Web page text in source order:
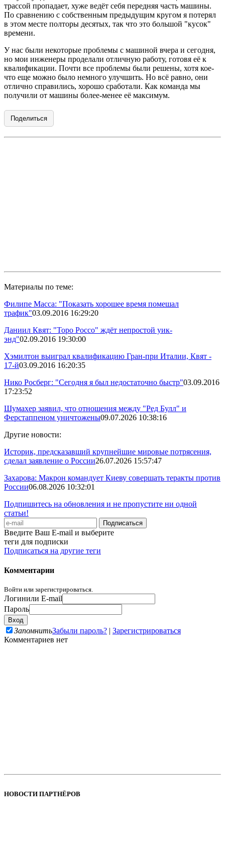
трассой пропадает, хуже ведёт себя передняя часть машины.
По сравнению с собственным предыдущим кругом я потерял
в этом месте полторы десятых, так что это большой "кусок"
времени.
У нас были некоторые проблемы с машиной вчера и сегодня,
но мои инженеры проделали отличную работу, готовя её к
квалификации. Почти все проблемы были решены, хотя кое-
что еще можно было немного улучшить. Но всё равно, они
отлично справились, хорошо сработали. Как команда мы
получили от машины более-менее её максимум.
Поделиться
Материалы по теме:
Филипе Масса: "Показать хорошее время помешал
трафик"03.09.2016 16:29:20
Даниил Квят: "Торо Россо" ждёт непростой уик-
энд"02.09.2016 19:30:00
Хэмилтон выиграл квалификацию Гран-при Италии, Квят -
17-й03.09.2016 16:20:35
Нико Росберг: "Сегодня я был недостаточно быстр"03.09.2016
17:23:52
Шумахер заявил, что отношения между "Ред Булл" и
Ферстаппеном уничтожены09.07.2026 10:38:16
Другие новости:
Историк, предсказавший крупнейшие мировые потрясения,
сделал заявление о России26.07.2026 15:57:47
Захарова: Макрон командует Киеву совершать теракты против
России06.08.2026 10:32:01
Подпишитесь на обновления и не пропустите ни одной
статьи!
Введите Ваш E-mail и выберите
теги для подписки
Подписаться на другие теги
Комментарии
Войти или зарегистрироваться.
Логинили E-mail
Пароль
ЗапомнитьЗабыли пароль? | Зарегистрироваться
Комментариев нет
НОВОСТИ ПАРТНЁРОВ